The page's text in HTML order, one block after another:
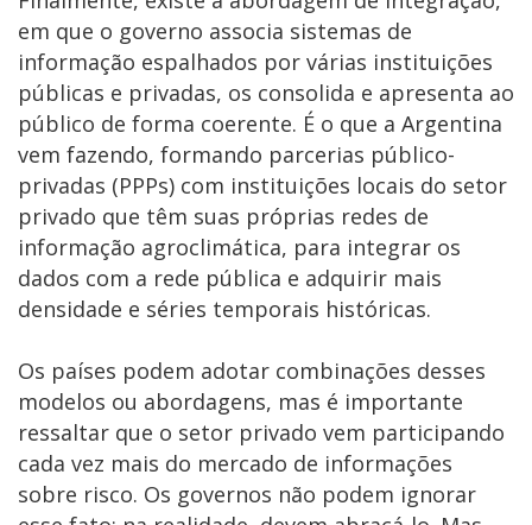
em que o governo associa sistemas de
informação espalhados por várias instituições
públicas e privadas, os consolida e apresenta ao
público de forma coerente. É o que a Argentina
vem fazendo, formando parcerias público-
privadas (PPPs) com instituições locais do setor
privado que têm suas próprias redes de
informação agroclimática, para integrar os
dados com a rede pública e adquirir mais
densidade e séries temporais históricas.
Os países podem adotar combinações desses
modelos ou abordagens, mas é importante
ressaltar que o setor privado vem participando
cada vez mais do mercado de informações
sobre risco. Os governos não podem ignorar